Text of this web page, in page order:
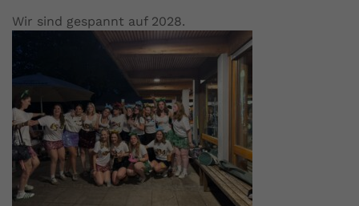
Wir sind gespannt auf 2028.